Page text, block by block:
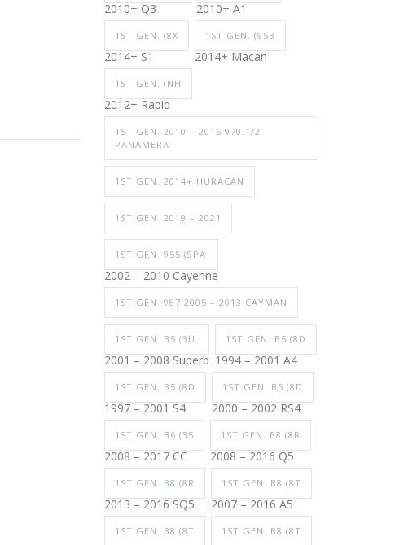
2010+ Q3 2010+ A1
1ST GEN. (8X
2014+ S1
1ST GEN. (95B
2014+ Macan
1ST GEN. (NH
2012+ Rapid
1ST GEN. 2010 – 2016 970.1/2
PANAMERA
1ST GEN. 2014+ HURACAN
1ST GEN. 2019 – 2021
1ST GEN. 955 (9PA
2002 – 2010 Cayenne
1ST GEN. 987 2005 – 2013 CAYMAN
1ST GEN. B5 (3U
2001 – 2008 Superb
1ST GEN. B5 (8D
1994 – 2001 A4
1ST GEN. B5 (8D
1997 – 2001 S4
1ST GEN. B5 (8D
2000 – 2002 RS4
1ST GEN. B6 (35
2008 – 2017 CC
1ST GEN. B8 (8R
2008 – 2016 Q5
1ST GEN. B8 (8R
2013 – 2016 SQ5
1ST GEN. B8 (8T
2007 – 2016 A5
1ST GEN. B8 (8T 1ST GEN. B8 (8T